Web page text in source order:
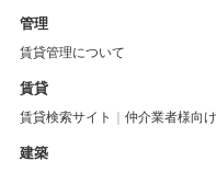
管理
賃貸管理について
賃貸
賃貸検索サイト 仲介業者様向け
建築